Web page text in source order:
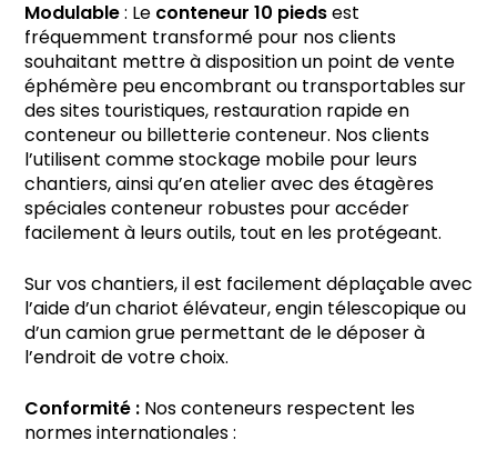
Modulable: Leconteneur 10 piedsest
fréquemment transformé pour nos clients
souhaitant mettre à disposition un point de vente
éphémère peu encombrant ou transportables sur
des sites touristiques, restauration rapide en
conteneur ou billetterie conteneur. Nos clients
l’utilisent comme stockage mobile pour leurs
chantiers, ainsi qu’en atelier avec des étagères
spéciales conteneur robustes pour accéder
facilement à leurs outils, tout en les protégeant.
Sur vos chantiers, il est facilement déplaçable avec
l’aide d’un chariot élévateur, engin télescopique ou
d’un camion grue permettant de le déposer à
l’endroit de votre choix.
Conformité :Nos conteneurs respectent les
normes internationales :